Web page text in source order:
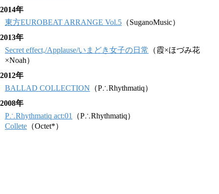
2014年
東方EUROBEAT ARRANGE Vol.5 （SuganoMusic）
2013年
Secret effect,/Applause/いまどき女子の日常
（霞×ほづみ花
×Noah）
2012年
BALLAD COLLECTION （P∴Rhythmatiq）
2008年
P∴Rhythmatiq act:01
（P∴Rhythmatiq）
Collete （Octet*）